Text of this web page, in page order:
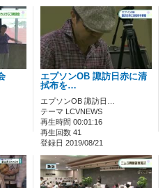
エプソンOB 諏訪日赤に清
拭布を…
エプソンOB 諏訪日…
テーマ LCVNEWS
再生時間 00:01:16
再生回数 41
登録日 2019/08/21